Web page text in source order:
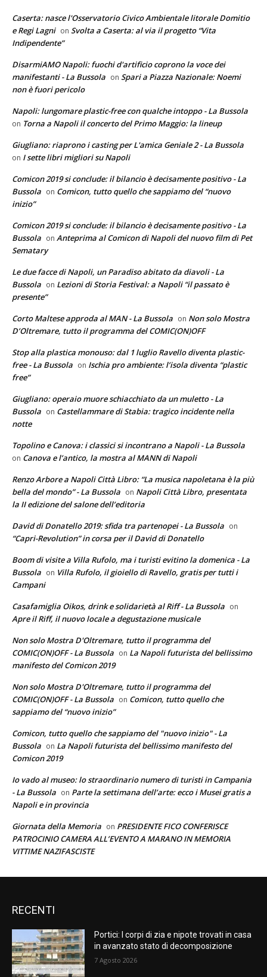
Caserta: nasce l'Osservatorio Civico Ambientale litorale Domitio
e Regi Lagni on Svolta a Caserta: al via il progetto “Vita
Indipendente”
DisarmiAMO Napoli: fuochi d'artificio coprono la voce dei
manifestanti - La Bussola on Spari a Piazza Nazionale: Noemi
non è fuori pericolo
Napoli: lungomare plastic-free con qualche intoppo - La Bussola
on Torna a Napoli il concerto del Primo Maggio: la lineup
Giugliano: riaprono i casting per L'amica Geniale 2 - La Bussola
on I sette libri migliori su Napoli
Comicon 2019 si conclude: il bilancio è decisamente positivo - La
Bussola on Comicon, tutto quello che sappiamo del “nuovo
inizio”
Comicon 2019 si conclude: il bilancio è decisamente positivo - La
Bussola on Anteprima al Comicon di Napoli del nuovo film di Pet
Sematary
Le due facce di Napoli, un Paradiso abitato da diavoli - La
Bussola on Lezioni di Storia Festival: a Napoli “il passato è
presente”
Corto Maltese approda al MAN - La Bussola on Non solo Mostra
D’Oltremare, tutto il programma del COMIC(ON)OFF
Stop alla plastica monouso: dal 1 luglio Ravello diventa plastic-
free - La Bussola on Ischia pro ambiente: l’isola diventa “plastic
free”
Giugliano: operaio muore schiacchiato da un muletto - La
Bussola on Castellammare di Stabia: tragico incidente nella
notte
Topolino e Canova: i classici si incontrano a Napoli - La Bussola
on Canova e l’antico, la mostra al MANN di Napoli
Renzo Arbore a Napoli Città Libro: “La musica napoletana è la più
bella del mondo” - La Bussola on Napoli Città Libro, presentata
la II edizione del salone dell’editoria
David di Donatello 2019: sfida tra partenopei - La Bussola on
“Capri-Revolution” in corsa per il David di Donatello
Boom di visite a Villa Rufolo, ma i turisti evitino la domenica - La
Bussola on Villa Rufolo, il gioiello di Ravello, gratis per tutti i
Campani
Casafamiglia Oikos, drink e solidarietà al Riff - La Bussola on
Apre il Riff, il nuovo locale a degustazione musicale
Non solo Mostra D'Oltremare, tutto il programma del
COMIC(ON)OFF - La Bussola on La Napoli futurista del bellissimo
manifesto del Comicon 2019
Non solo Mostra D'Oltremare, tutto il programma del
COMIC(ON)OFF - La Bussola on Comicon, tutto quello che
sappiamo del “nuovo inizio”
Comicon, tutto quello che sappiamo del "nuovo inizio" - La
Bussola on La Napoli futurista del bellissimo manifesto del
Comicon 2019
Io vado al museo: lo straordinario numero di turisti in Campania
- La Bussola on Parte la settimana dell’arte: ecco i Musei gratis a
Napoli e in provincia
Giornata della Memoria on PRESIDENTE FICO CONFERISCE
PATROCINIO CAMERA ALL’EVENTO A MARANO IN MEMORIA
VITTIME NAZIFASCISTE
RECENTI
Portici: I corpi di zia e nipote trovati in casa
in avanzato stato di decomposizione
7 Agosto 2026